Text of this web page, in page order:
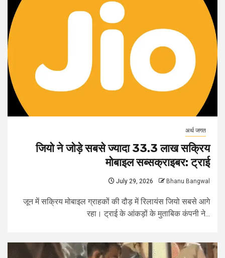
अर्थ जगत
जियो ने जोड़े सबसे ज्यादा 33.3 लाख सक्रिय
मोबाइल सब्सक्राइबर: ट्राई
July 29, 2026 Bhanu Bangwal
जून में सक्रिय मोबाइल ग्राहकों की दौड़ में रिलायंस जियो सबसे आगे
रहा। ट्राई के आंकड़ों के मुताबिक कंपनी ने...